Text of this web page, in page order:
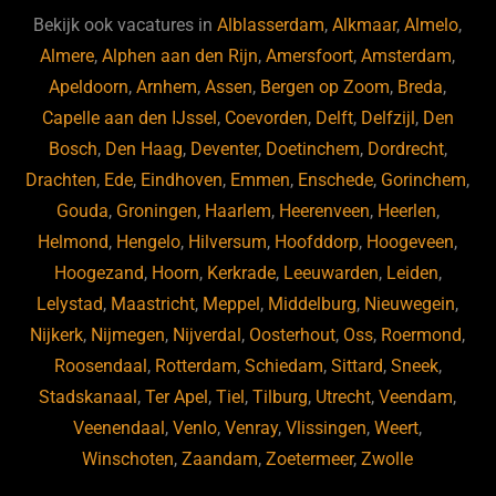
b
o
o
k
ky dI
n
Bekijk ook vacatures inAlblasserdam,Alkmaar,Almelo,
Almere,Alphen aan den Rijn,Amersfoort,Amsterdam,
Apeldoorn,Arnhem,Assen, Bergen op Zoom, Breda,
Capelle aan den IJssel , Coevorden, Delft, Delfzijl , Den
Bosch, Den Haag, Deventer, Doetinchem, Dordrecht,
Drachten, Ede, Eindhoven, Emmen, Enschede, Gorinchem,
Gouda, Groningen, Haarlem, Heerenveen, Heerlen,
Helmond, Hengelo, Hilversum, Hoofddorp, Hoogeveen,
Hoogezand, Hoorn, Kerkrade, Leeuwarden, Leiden,
Lelystad, Maastricht, Meppel , Middelburg, Nieuwegein,
Nijkerk, Nijmegen, Nijverdal , Oosterhout, Oss, Roermond,
Roosendaal , Rotterdam, Schiedam, Sittard, Sneek,
Stadskanaal ,Ter Apel ,Tiel ,Tilburg, Utrecht,Veendam,
Veenendaal ,Venlo,Venray,Vlissingen,Weert,
Winschoten,Zaandam,Zoetermeer,Zwolle